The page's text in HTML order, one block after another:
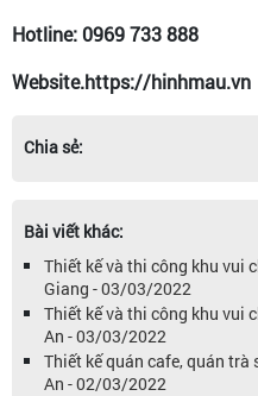
Hotline: 0969 733 888
Website.https://hinhmau.vn
Chia sẻ:
Bài viết khác:
Thiết kế và thi công khu vui
Giang - 03/03/2022
Thiết kế và thi công khu vui
An - 03/03/2022
Thiết kế quán cafe, quán trà
An - 02/03/2022